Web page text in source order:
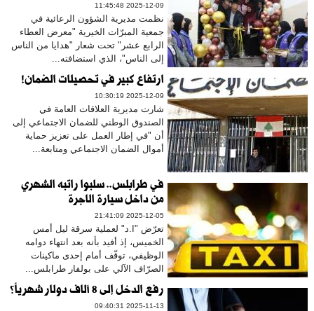
2025-12-09 11:45:48
​​نظمت مديرية الشؤون الرعائية في
جمعية المبرّات الخيرية "معرض العطاء
الرابع عشر" تحت شعار "هدايا من الناس
إلى الناس"، الذي استضافته...
ارتفاع كبير في تحصيلات الضمان!
2025-12-09 10:30:19
شارت مديرية العلاقات العامة في
الصندوق الوطني للضمان الاجتماعي إلى
أن "في إطار العمل على تعزيز حماية
أموال الضمان الاجتماعي ومتابعة...
في طرابلس.. سلبوا راتبه الشهري
من داخل سيارة الاجرة
2025-12-05 21:41:09
تعرّض "ا.د" لعملية سرقة ليل أمس
الخميس، إذ أفيد بأنه بعد انتهاء دوامه
الوظيفي، توقّف أمام إحدى ماكينات
الصرّاف الآلي على بولفار طرابلس...
رفع الدخل إلى 8 آلاف دولار شهرياً؟
2025-11-13 09:40:31